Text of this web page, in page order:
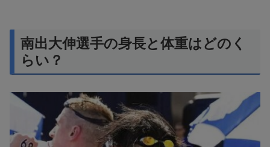
南出大伸選手の身長と体重はどのく
らい？